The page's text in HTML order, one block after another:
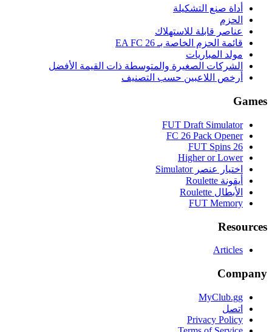
أداة صنع التشكيلة
الحزم
عناصر قابلة للاستهلاك
قائمة الحزم الخاصة بـ EA FC 26
مولد المباريات
الشركات الصغيرة والمتوسطة ذات القيمة الأفضل
أرخص اللاعبين حسب التصنيف
Games
FUT Draft Simulator
FC 26 Pack Opener
FUT Spins 26
Higher or Lower
اختيار عنصر Simulator
أيقونة Roulette
الأبطال Roulette
FUT Memory
Resources
Articles
Company
MyClub.gg
اتصل
Privacy Policy